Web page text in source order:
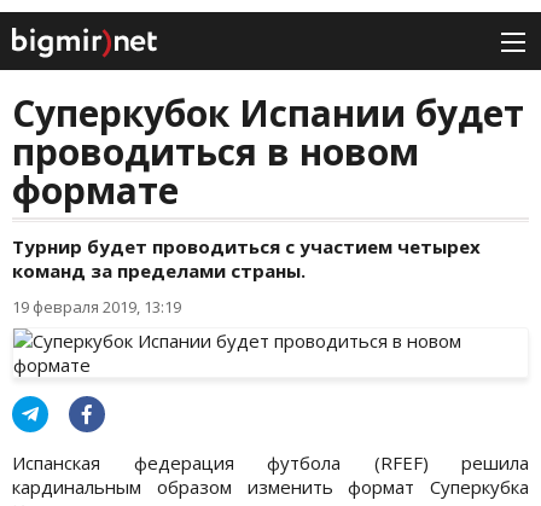
Суперкубок Испании будет
проводиться в новом
формате
Турнир будет проводиться с участием четырех
команд за пределами страны.
19 февраля 2019, 13:19
Испанская федерация футбола (RFEF) решила
кардинальным образом изменить формат Суперкубка